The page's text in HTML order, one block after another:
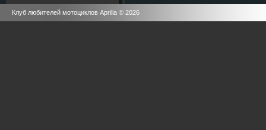
Клуб любителей мотоциклов Aprilia © 2026